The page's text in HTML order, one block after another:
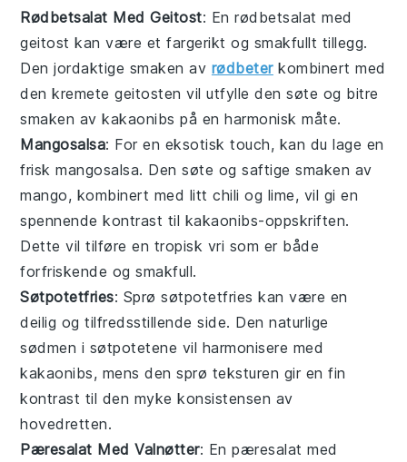
Rødbetsalat Med Geitost: Enrødbetsalat med
geitost kan være et fargerikt og smakfullt tillegg.
Den jordaktige smaken av rødbeterkombinert med
den kremete geitosten vil utfylle den søte og bitre
smaken av kakaonibs på en harmonisk måte.
Mangosalsa: For en eksotisk touch, kan du lage en
friskmangosalsa. Den søte og saftige smaken av
mango, kombinert med litt chili og lime, vil gi en
spennende kontrast til kakaonibs-oppskriften.
Dette vil tilføre en tropisk vri som er både
forfriskende og smakfull.
Søtpotetfries: Sprøsøtpotetfries kan være en
deilig og tilfredsstillende side. Den naturlige
sødmen i søtpotetene vil harmonisere med
kakaonibs, mens den sprø teksturen gir en fin
kontrast til den myke konsistensen av
hovedretten.
Pæresalat Med Valnøtter: Enpæresalat med